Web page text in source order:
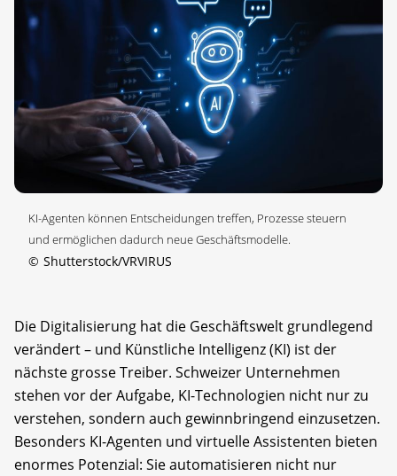
KI-Agenten können Entscheidungen treffen, Prozesse steuern
und ermöglichen dadurch neue Geschäftsmodelle.
© Shutterstock/VRVIRUS
Die Digitalisierung hat die Geschäftswelt grundlegend
verändert – und Künstliche Intelligenz (KI) ist der
nächste grosse Treiber. Schweizer Unternehmen
stehen vor der Aufgabe, KI-Technologien nicht nur zu
verstehen, sondern auch gewinnbringend einzusetzen.
Besonders KI-Agenten und virtuelle Assistenten bieten
enormes Potenzial: Sie automatisieren nicht nur